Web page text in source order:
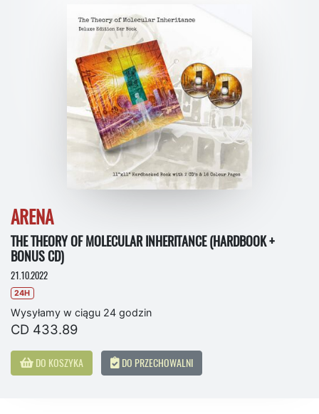
ARENA
THE THEORY OF MOLECULAR INHERITANCE (HARDBOOK +
BONUS CD)
21.10.2022
24H
Wysyłamy w ciągu 24 godzin
CD 433.89
DO KOSZYKA DO PRZECHOWALNI